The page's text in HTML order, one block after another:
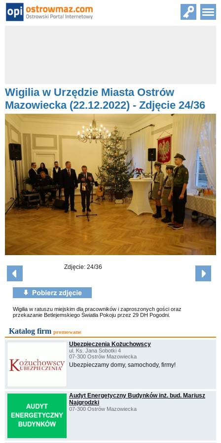
Wigilia w Urzędzie Miasta Ostrów
Mazowiecka (22.12.2022) - Zdjęcie 24/36
Zdjęcie: 24/36
Wigilia w ratuszu miejskim dla pracowników i zaproszonych gości oraz
przekazanie Betlejemskiego Światła Pokoju przez 29 DH Pogodni.
Katalog firm promowane
Ubezpieczenia Kożuchowscy
ul. Ks. Jana Sobotki 4
07-300 Ostrów Mazowiecka
Ubezpieczamy domy, samochody, firmy!
Audyt Energetyczny Budynków inż. bud. Mariusz
Najgrodzki
07-300 Ostrów Mazowiecka